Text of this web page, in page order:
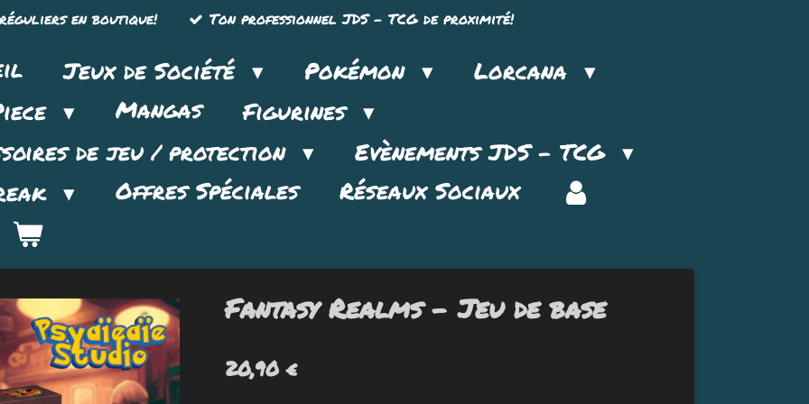
réguliers en boutique! Ton professionnel JDS - TCG de proximité!
Jeux de Société Pokémon
Lorcana
Mangas
Figurines
de jeu / protection
Evènements JDS - TCG
Offres Spéciales Réseaux Sociaux
Fantasy Realms - Jeu de base
20,90 €